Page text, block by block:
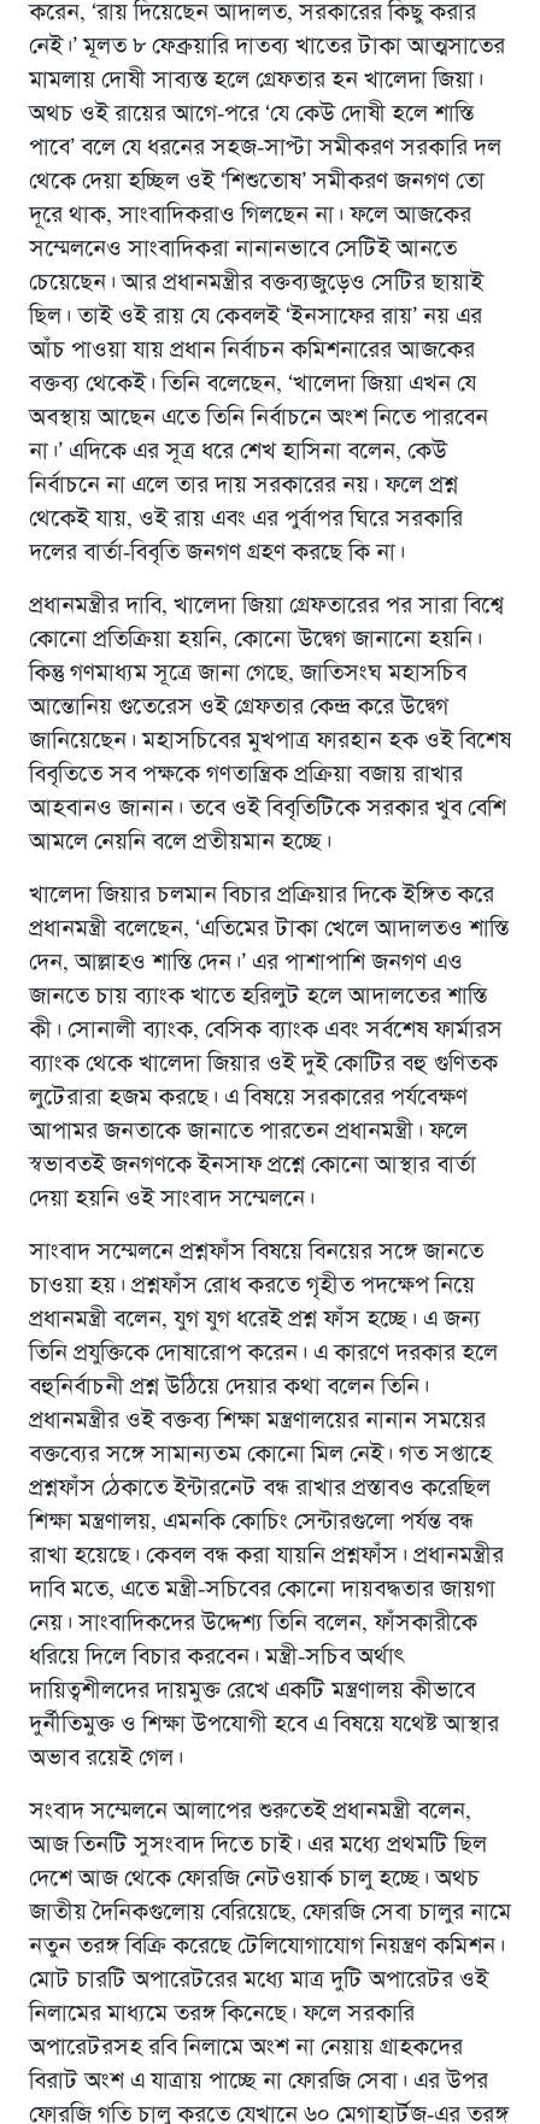
করেন, ‘রায় দিয়েছেন আদালত, সরকারের কিছু করার
নেই।’ মূলত ৮ ফেব্রুয়ারি দাতব্য খাতের টাকা আত্মসাতের
মামলায় দোষী সাব্যস্ত হলে গ্রেফতার হন খালেদা জিয়া।
অথচ ওই রায়ের আগে-পরে ‘যে কেউ দোষী হলে শাস্তি
পাবে’ বলে যে ধরনের সহজ-সাপ্টা সমীকরণ সরকারি দল
থেকে দেয়া হচ্ছিল ওই ‘শিশুতোষ’ সমীকরণ জনগণ তো
দূরে থাক, সাংবাদিকরাও গিলছেন না। ফলে আজকের
সম্মেলনেও সাংবাদিকরা নানানভাবে সেটিই আনতে
চেয়েছেন। আর প্রধানমন্ত্রীর বক্তব্যজুড়েও সেটির ছায়াই
ছিল। তাই ওই রায় যে কেবলই ‘ইনসাফের রায়’ নয় এর
আঁচ পাওয়া যায় প্রধান নির্বাচন কমিশনারের আজকের
বক্তব্য থেকেই। তিনি বলেছেন, ‘খালেদা জিয়া এখন যে
অবস্থায় আছেন এতে তিনি নির্বাচনে অংশ নিতে পারবেন
না।’ এদিকে এর সূত্র ধরে শেখ হাসিনা বলেন, কেউ
নির্বাচনে না এলে তার দায় সরকারের নয়। ফলে প্রশ্ন
থেকেই যায়, ওই রায় এবং এর পুর্বাপর ঘিরে সরকারি
দলের বার্তা-বিবৃতি জনগণ গ্রহণ করছে কি না।
প্রধানমন্ত্রীর দাবি, খালেদা জিয়া গ্রেফতারের পর সারা বিশ্বে
কোনাে প্রতিক্রিয়া হয়নি, কোনাে উদ্বেগ জানানো হয়নি।
কিন্তু গণমাধ্যম সূত্রে জানা গেছে, জাতিসংঘ মহাসচিব
আন্তোনিয় গুতেরেস ওই গ্রেফতার কেন্দ্র করে উদ্বেগ
জানিয়েছেন। মহাসচিবের মুখপাত্র ফারহান হক ওই বিশেষ
বিবৃতিতে সব পক্ষকে গণতান্ত্রিক প্রক্রিয়া বজায় রাখার
আহবানও জানান। তবে ওই বিবৃতিটিকে সরকার খুব বেশি
আমলে নেয়নি বলে প্রতীয়মান হচ্ছে।
খালেদা জিয়ার চলমান বিচার প্রক্রিয়ার দিকে ইঙ্গিত করে
প্রধানমন্ত্রী বলেছেন, ‘এতিমের টাকা খেলে আদালতও শাস্তি
দেন, আল্লাহও শাস্তি দেন।’ এর পাশাপাশি জনগণ এও
জানতে চায় ব্যাংক খাতে হরিলুট হলে আদালতের শাস্তি
কী। সোনালী ব্যাংক, বেসিক ব্যাংক এবং সর্বশেষ ফার্মারস
ব্যাংক থেকে খালেদা জিয়ার ওই দুই কোটির বহু গুণিতক
লুটেরারা হজম করছে। এ বিষয়ে সরকারের পর্যবেক্ষণ
আপামর জনতাকে জানাতে পারতেন প্রধানমন্ত্রী। ফলে
স্বভাবতই জনগণকে ইনসাফ প্রশ্নে কোনাে আস্থার বার্তা
দেয়া হয়নি ওই সাংবাদ সম্মেলনে।
সাংবাদ সম্মেলনে প্রশ্নফাঁস বিষয়ে বিনয়ের সঙ্গে জানতে
চাওয়া হয়। প্রশ্নফাঁস রোধ করতে গৃহীত পদক্ষেপ নিয়ে
প্রধানমন্ত্রী বলেন, যুগ যুগ ধরেই প্রশ্ন ফাঁস হচ্ছে। এ জন্য
তিনি প্রযুক্তিকে দোষারোপ করেন। এ কারণে দরকার হলে
বহুনির্বাচনী প্রশ্ন উঠিয়ে দেয়ার কথা বলেন তিনি।
প্রধানমন্ত্রীর ওই বক্তব্য শিক্ষা মন্ত্রণালয়ের নানান সময়ের
বক্তব্যের সঙ্গে সামান্যতম কোনাে মিল নেই। গত সপ্তাহে
প্রশ্নফাঁস ঠেকাতে ইন্টারনেট বন্ধ রাখার প্রস্তাবও করেছিল
শিক্ষা মন্ত্রণালয়, এমনকি কোচিং সেন্টারগুলো পর্যন্ত বন্ধ
রাখা হয়েছে। কেবল বন্ধ করা যায়নি প্রশ্নফাঁস। প্রধানমন্ত্রীর
দাবি মতে, এতে মন্ত্রী-সচিবের কোনাে দায়বদ্ধতার জায়গা
নেয়। সাংবাদিকদের উদ্দেশ্য তিনি বলেন, ফাঁসকারীকে
ধরিয়ে দিলে বিচার করবেন। মন্ত্রী-সচিব অর্থাৎ
দায়িত্বশীলদের দায়মুক্ত রেখে একটি মন্ত্রণালয় কীভাবে
দুর্নীতিমুক্ত ও শিক্ষা উপযোগী হবে এ বিষয়ে যথেষ্ট আস্থার
অভাব রয়েই গেল।
সংবাদ সম্মেলনে আলাপের শুরুতেই প্রধানমন্ত্রী বলেন,
আজ তিনটি সুসংবাদ দিতে চাই। এর মধ্যে প্রথমটি ছিল
দেশে আজ থেকে ফোরজি নেটওয়ার্ক চালু হচ্ছে। অথচ
জাতীয় দৈনিকগুলোয় বেরিয়েছে, ফোরজি সেবা চালুর নামে
নতুন তরঙ্গ বিক্রি করেছে টেলিযোগাযোগ নিয়ন্ত্রণ কমিশন।
মোট চারটি অপারেটরের মধ্যে মাত্র দুটি অপারেটর ওই
নিলামের মাধ্যমে তরঙ্গ কিনেছে। ফলে সরকারি
অপারেটরসহ রবি নিলামে অংশ না নেয়ায় গ্রাহকদের
বিরাট অংশ এ যাত্রায় পাচ্ছে না ফোরজি সেবা। এর উপর
ফোরজি গতি চালু করতে যেখানে ৬০ মেগাহার্টজ-এর তরঙ্গ